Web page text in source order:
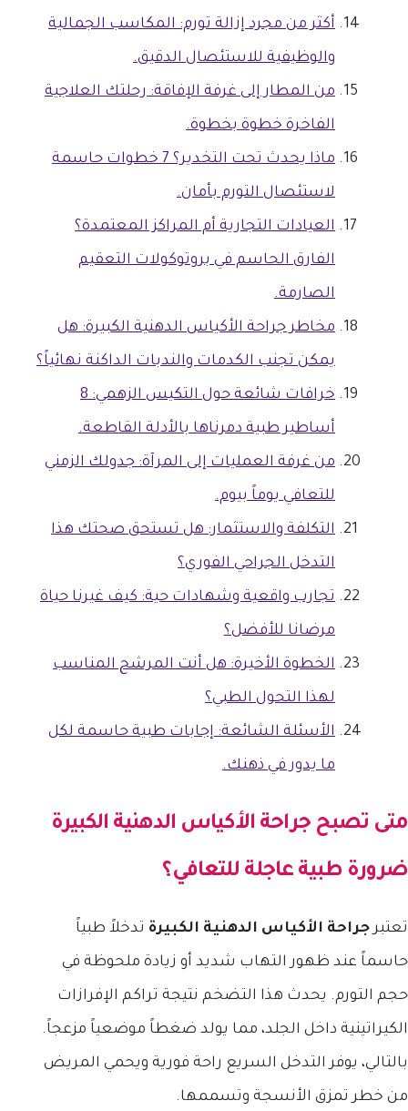
أكثر من مجرد إزالة تورم: المكاسب الجمالية
والوظيفية للاستئصال الدقيق.
من المطار إلى غرفة الإفاقة: رحلتك العلاجية
الفاخرة خطوة بخطوة.
ماذا يحدث تحت التخدير؟ 7 خطوات حاسمة
لاستئصال التورم بأمان.
العيادات التجارية أم المراكز المعتمدة؟
الفارق الحاسم في بروتوكولات التعقيم
الصارمة.
مخاطر جراحة الأكياس الدهنية الكبيرة: هل
يمكن تجنب الكدمات والندبات الداكنة نهائياً؟
خرافات شائعة حول التكيس الزهمي: 8
أساطير طبية دمرناها بالأدلة القاطعة.
من غرفة العمليات إلى المرآة: جدولك الزمني
للتعافي يوماً بيوم.
التكلفة والاستثمار: هل تستحق صحتك هذا
التدخل الجراحي الفوري؟
تجارب واقعية وشهادات حية: كيف غيرنا حياة
مرضانا للأفضل؟
الخطوة الأخيرة: هل أنت المرشح المناسب
لهذا التحول الطبي؟
الأسئلة الشائعة: إجابات طبية حاسمة لكل
ما يدور في ذهنك.
متى تصبح جراحة الأكياس الدهنية الكبيرة
ضرورة طبية عاجلة للتعافي؟
تعتبرجراحة الأكياس الدهنية الكبيرة تدخلاً طبياً
حاسماً عند ظهور التهاب شديد أو زيادة ملحوظة في
حجم التورم. يحدث هذا التضخم نتيجة تراكم الإفرازات
الكيراتينية داخل الجلد، مما يولد ضغطاً موضعياً مزعجاً.
بالتالي، يوفر التدخل السريع راحة فورية ويحمي المريض
من خطر تمزق الأنسجة وتسممها.